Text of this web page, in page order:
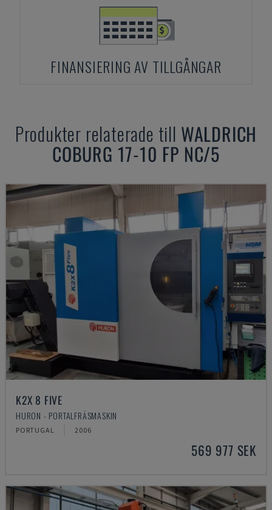
FINANSIERING AV TILLGÅNGAR
Produkter relaterade till WALDRICH
COBURG 17-10 FP NC/5
K2X 8 FIVE
HURON - PORTALFRÄSMASKIN
PORTUGAL 2006
569 977 SEK